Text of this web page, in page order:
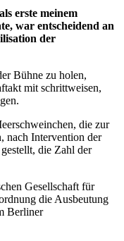
erste meinem
war entscheidend an
der
Bühne zu holen,
mit schrittweisen,
die zur
nach Intervention der
die Zahl der
Gesellschaft für
die Ausbeutung
Berliner